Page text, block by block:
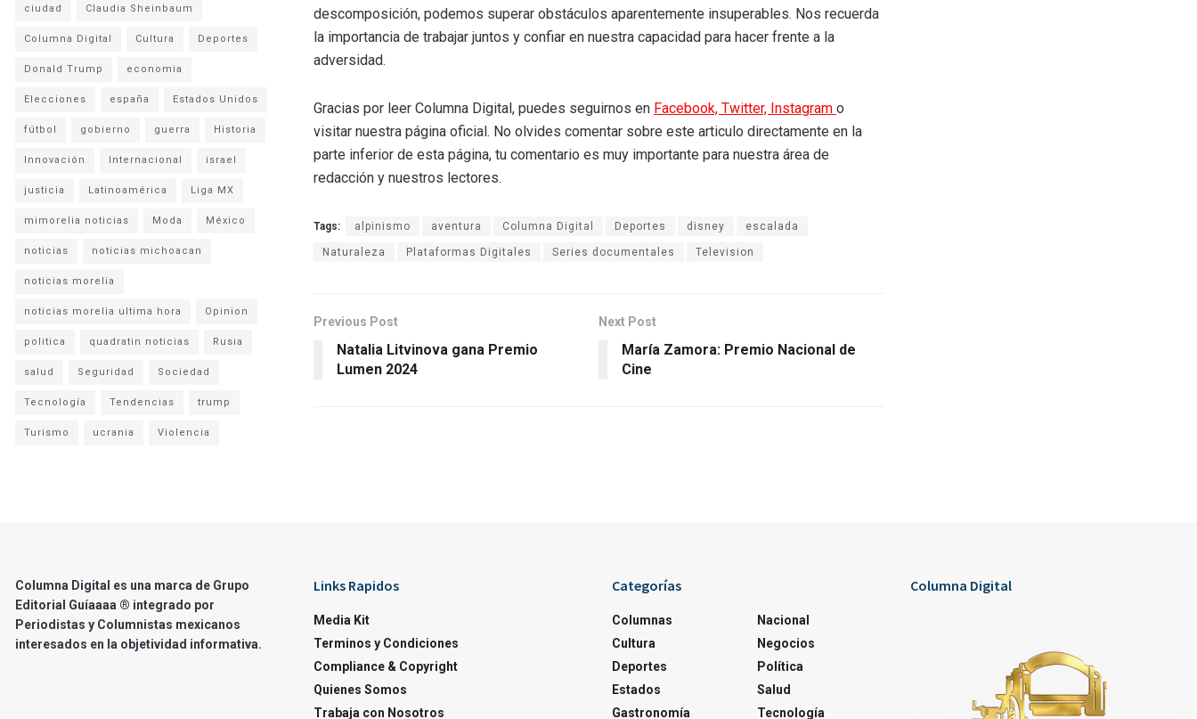
descomposición, podemos superar obstáculos aparentemente insuperables. Nos recuerda
la importancia de trabajar juntos y confiar en nuestra capacidad para hacer frente a la
adversidad.
Gracias por leer Columna Digital, puedes seguirnos en Facebook, Twitter, Instagram o
visitar nuestra página oficial. No olvides comentar sobre este articulo directamente en la
parte inferior de esta página, tu comentario es muy importante para nuestra área de
redacción y nuestros lectores.
Tags: alpinismo aventura Columna Digital Deportes disney escalada
Naturaleza Plataformas Digitales Series documentales Television
Previous Post
Natalia Litvinova gana Premio
Lumen 2024
Next Post
María Zamora: Premio Nacional de
Cine
ciudad Claudia Sheinbaum
Columna Digital Cultura Deportes
Donald Trump economia
Elecciones españa Estados Unidos
fútbol gobierno guerra Historia
Innovación Internacional israel
justicia Latinoamérica Liga MX
mimorelia noticias Moda México
noticias noticias michoacan
noticias morelia
noticias morelia ultima hora Opinion
politica quadratin noticias Rusia
salud Seguridad Sociedad
Tecnología Tendencias trump
Turismo ucrania Violencia
Columna Digital es una marca de Grupo
Editorial Guíaaaa ® integrado por
Periodistas y Columnistas mexicanos
interesados en la objetividad informativa.
Links Rapidos
Media Kit
Terminos y Condiciones
Compliance & Copyright
Quienes Somos
Trabaja con Nosotros
Categorías
Columnas
Cultura
Deportes
Estados
Gastronomía
Nacional
Negocios
Política
Salud
Tecnología
Columna Digital